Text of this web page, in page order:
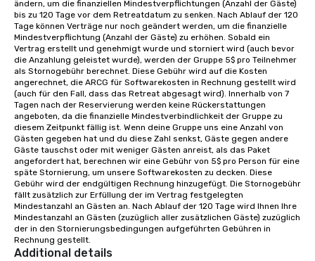
meeting room we have a number of
different rooms that are available,
from boardrooms to large venues. We
have cozy lodging options ranging
anywhere from cabins to cottages.
Wake up under the canopy in a
forested paradise at whatever level
of creature comfort your team
prefers. Call or email us today to plan
your retreat!
ändern, um die finanziellen Mindestverpflichtungen (Anzahl der Gäste)
bis zu 120 Tage vor dem Retreatdatum zu senken. Nach Ablauf der 120
Tage können Verträge nur noch geändert werden, um die finanzielle
Mindestverpflichtung (Anzahl der Gäste) zu erhöhen. Sobald ein
Vertrag erstellt und genehmigt wurde und storniert wird (auch bevor
die Anzahlung geleistet wurde), werden der Gruppe 5$ pro Teilnehmer
als Stornogebühr berechnet. Diese Gebühr wird auf die Kosten
angerechnet, die ARCG für Softwarekosten in Rechnung gestellt wird
(auch für den Fall, dass das Retreat abgesagt wird). Innerhalb von 7
Tagen nach der Reservierung werden keine Rückerstattungen
angeboten, da die finanzielle Mindestverbindlichkeit der Gruppe zu
diesem Zeitpunkt fällig ist. Wenn deine Gruppe uns eine Anzahl von
Gästen gegeben hat und du diese Zahl senkst, Gäste gegen andere
Gäste tauschst oder mit weniger Gästen anreist, als das Paket
angefordert hat, berechnen wir eine Gebühr von 5$ pro Person für eine
späte Stornierung, um unsere Softwarekosten zu decken. Diese
Gebühr wird der endgültigen Rechnung hinzugefügt. Die Stornogebühr
fällt zusätzlich zur Erfüllung der im Vertrag festgelegten
Mindestanzahl an Gästen an. Nach Ablauf der 120 Tage wird Ihnen Ihre
Mindestanzahl an Gästen (zuzüglich aller zusätzlichen Gäste) zuzüglich
der in den Stornierungsbedingungen aufgeführten Gebühren in
Rechnung gestellt.
Additional details